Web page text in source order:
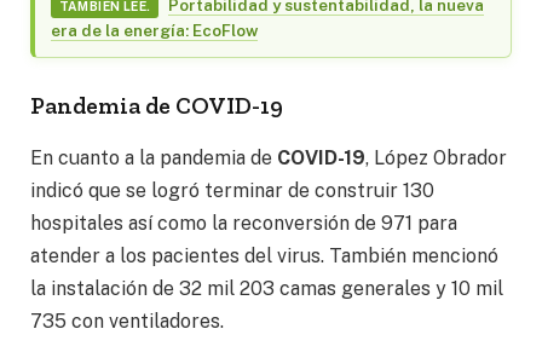
TAMBIÉN LEE.
Portabilidad y sustentabilidad, la nueva
era de la energía: EcoFlow
Pandemia de COVID-19
En cuanto a la pandemia de COVID-19, López Obrador
indicó que se logró terminar de construir 130
hospitales así como la reconversión de 971 para
atender a los pacientes del virus. También mencionó
la instalación de 32 mil 203 camas generales y 10 mil
735 con ventiladores.